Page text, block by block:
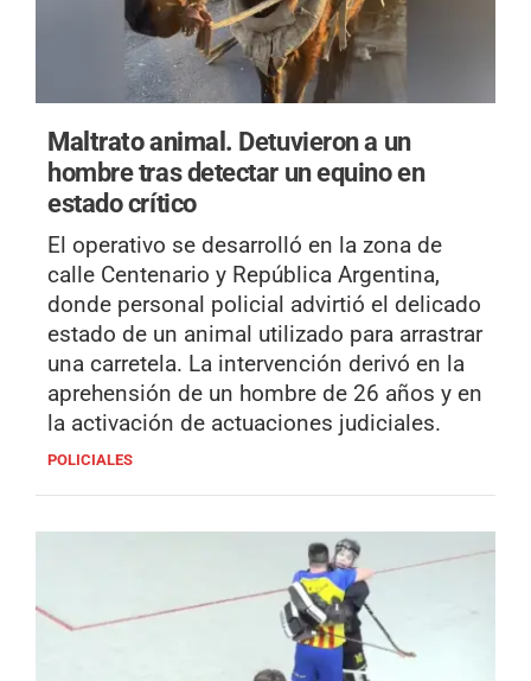
Maltrato animal. Detuvieron a un
hombre tras detectar un equino en
estado crítico
El operativo se desarrolló en la zona de
calle Centenario y República Argentina,
donde personal policial advirtió el delicado
estado de un animal utilizado para arrastrar
una carretela. La intervención derivó en la
aprehensión de un hombre de 26 años y en
la activación de actuaciones judiciales.
POLICIALES